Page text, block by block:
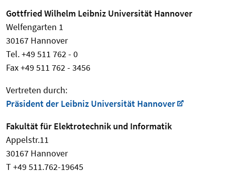
Gottfried Wilhelm Leibniz Universität Hannover
Welfengarten 1
30167 Hannover
Tel. +49 511 762 - 0
Fax +49 511 762 - 3456
Vertreten durch:
Präsident der Leibniz Universität Hannover
Fakultät für Elektrotechnik und Informatik
Appelstr.11
30167 Hannover
T +49 511.762-19645